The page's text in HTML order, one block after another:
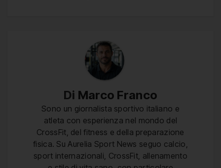
Di Marco Franco
Sono un giornalista sportivo italiano e
atleta con esperienza nel mondo del
CrossFit, del fitness e della preparazione
fisica. Su Aurelia Sport News seguo calcio,
sport internazionali, CrossFit, allenamento